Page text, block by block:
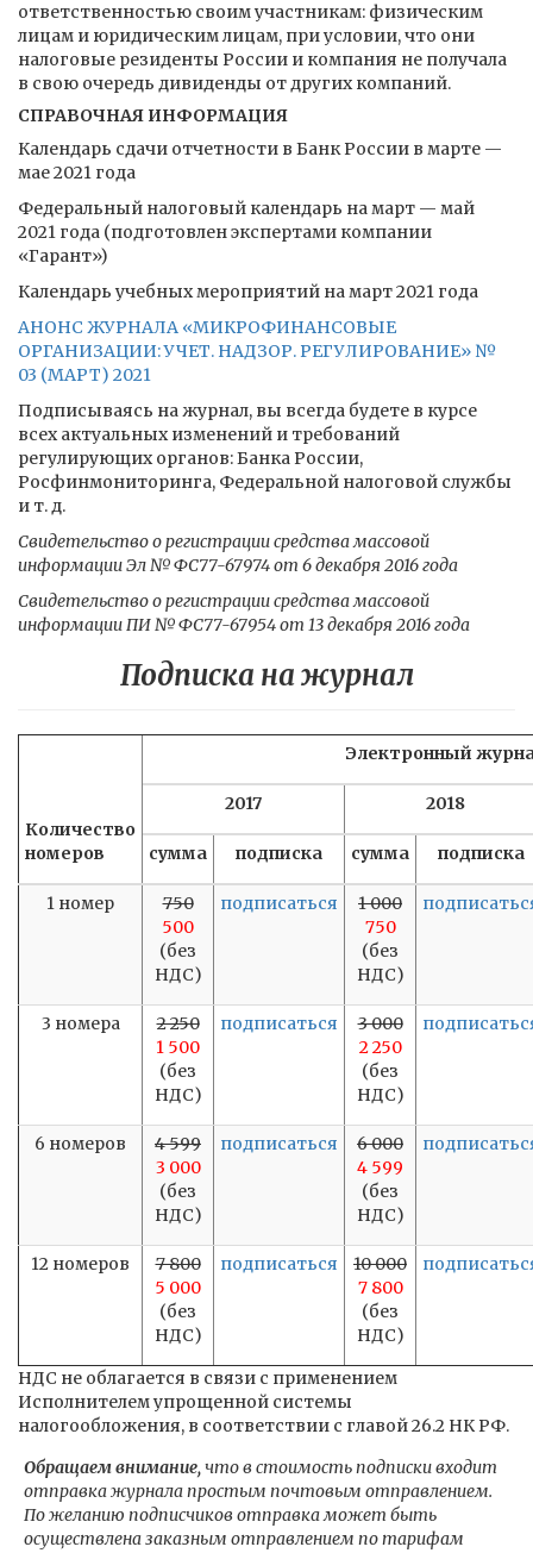
ответственностью своим участникам: физическим
лицам и юридическим лицам, при условии, что они
налоговые резиденты России и компания не получала
в свою очередь дивиденды от других компаний.
СПРАВОЧНАЯ ИНФОРМАЦИЯ
Календарь сдачи отчетности в Банк России в марте —
мае 2021 года
Федеральный налоговый календарь на март — май
2021 года (подготовлен экспертами компании
«Гарант»)
Календарь учебных мероприятий на март 2021 года
АНОНС ЖУРНАЛА «МИКРОФИНАНСОВЫЕ
ОРГАНИЗАЦИИ: УЧЕТ. НАДЗОР. РЕГУЛИРОВАНИЕ» №
03 (МАРТ) 2021
Подписываясь на журнал, вы всегда будете в курсе
всех актуальных изменений и требований
регулирующих органов: Банка России,
Росфинмониторинга, Федеральной налоговой службы
и т. д.
Свидетельство о регистрации средства массовой
информации Эл № ФС77-67974 от 6 декабря 2016 года
Свидетельство о регистрации средства массовой
информации ПИ № ФС77-67954 от 13 декабря 2016 года
Подписка на журнал
Количество
номеров
Электронный
2017 2018
сумма подписка сумма подписка
1 номер
750
500
(без
НДС)
подписаться
1 000
750
(без
НДС)
3 номера
2 250
1 500
(без
НДС)
подписаться
3 000
2 250
(без
НДС)
6 номеров
4 599
3 000
(без
НДС)
подписаться
6 000
4 599
(без
НДС)
12 номеров
7 800
5 000
(без
НДС)
подписаться
10 000
7 800
(без
НДС)
НДС не облагается в связи с применением
Исполнителем упрощенной системы
налогообложения, в соответствии с главой 26.2 НК РФ.
Обращаем внимание,что в стоимость подписки входит
отправка журнала простым почтовым отправлением.
По желанию подписчиков отправка может быть
осуществлена заказным отправлением по тарифам